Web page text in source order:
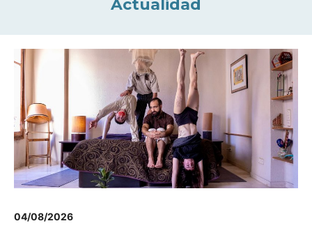
Actualidad
04/08/2026